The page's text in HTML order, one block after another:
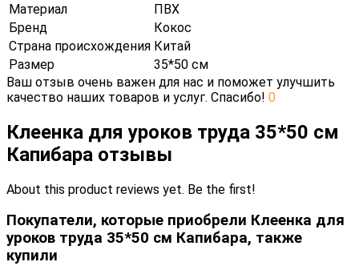
Материал
ПВХ
Бренд
Кокос
Страна происхождения Китай
Размер
35*50 см
Ваш отзыв очень важен для нас и поможет улучшить
качество наших товаров и услуг. Спасибо! 0
Клеенка для уроков труда 35*50 см
Капибара отзывы
About this product reviews yet. Be the first!
Покупатели, которые приобрели Клеенка для
уроков труда 35*50 см Капибара, также
купили